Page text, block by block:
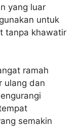
yang luar
untuk
tanpa khawatir
ramah
ulang dan
semakin